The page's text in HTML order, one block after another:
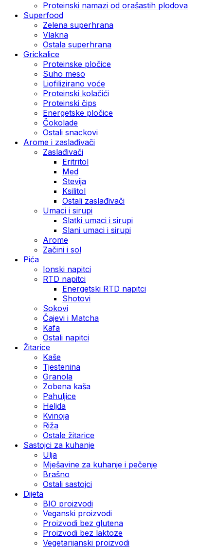
Proteinski namazi od orašastih plodova
Superfood
Zelena superhrana
Vlakna
Ostala superhrana
Grickalice
Proteinske pločice
Suho meso
Liofilizirano voće
Proteinski kolačići
Proteinski čips
Energetske pločice
Čokolade
Ostali snackovi
Arome i zaslađivači
Zaslađivači
Eritritol
Med
Stevija
Ksilitol
Ostali zaslađivači
Umaci i sirupi
Slatki umaci i sirupi
Slani umaci i sirupi
Arome
Začini i sol
Pića
Ionski napitci
RTD napitci
Energetski RTD napitci
Shotovi
Sokovi
Čajevi i Matcha
Kafa
Ostali napitci
Žitarice
Kaše
Tjestenina
Granola
Zobena kaša
Pahuljice
Heljda
Kvinoja
Riža
Ostale žitarice
Sastojci za kuhanje
Ulja
Mješavine za kuhanje i pečenje
Brašno
Ostali sastojci
Dijeta
BIO proizvodi
Veganski proizvodi
Proizvodi bez glutena
Proizvodi bez laktoze
Vegetarijanski proizvodi